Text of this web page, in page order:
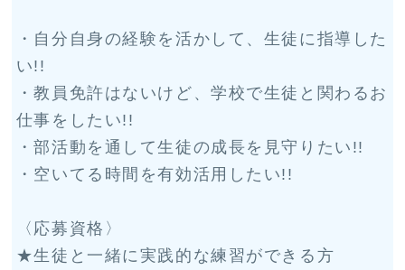
・自分自身の経験を活かして、生徒に指導した
い!!
・教員免許はないけど、学校で生徒と関わるお
仕事をしたい!!
・部活動を通して生徒の成長を見守りたい!!
・空いてる時間を有効活用したい!!
〈応募資格〉
★生徒と一緒に実践的な練習ができる方